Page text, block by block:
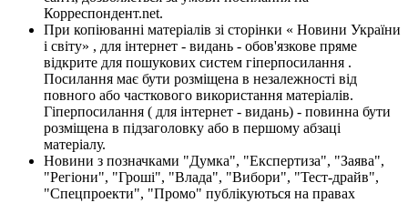
Корреспондент.net.
При копіюванні матеріалів зі сторінки « Новини України
і світу» , для інтернет - видань - обов'язкове пряме
відкрите для пошукових систем гіперпосилання .
Посилання має бути розміщена в незалежності від
повного або часткового використання матеріалів.
Гіперпосилання ( для інтернет - видань) - повинна бути
розміщена в підзаголовку або в першому абзаці
матеріалу.
Новини з позначками "Думка", "Експертиза", "Заява",
"Регіони", "Гроші", "Влада", "Вибори", "Тест-драйв",
"Спецпроекти", "Промо" публікуються на правах